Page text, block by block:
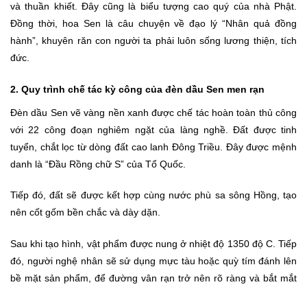
và thuần khiết. Đây cũng là biểu tượng cao quý của nhà Phật.
Đồng thời, hoa Sen là câu chuyện về đạo lý “Nhân quả đồng
hành”, khuyên răn con người ta phải luôn sống lương thiện, tích
đức.
2. Quy trình chế tác kỳ công của đèn dầu Sen men rạn
Đèn dầu Sen vẽ vàng nền xanh được chế tác hoàn toàn thủ công
với 22 công đoạn nghiêm ngặt của làng nghề. Đất được tinh
tuyển, chắt lọc từ dòng đất cao lanh Đông Triều. Đây được mệnh
danh là “Đầu Rồng chữ S” của Tổ Quốc.
Tiếp đó, đất sẽ được kết hợp cùng nước phù sa sông Hồng, tạo
nên cốt gốm bền chắc và dày dặn.
Sau khi tạo hình, vật phẩm được nung ở nhiệt độ 1350 độ C. Tiếp
đó, người nghệ nhân sẽ sử dụng mực tàu hoặc quỳ tím đánh lên
bề mặt sản phẩm, để đường vân rạn trở nên rõ ràng và bắt mắt